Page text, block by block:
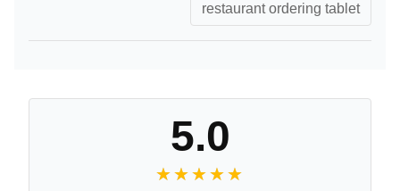
restaurant ordering tablet
5.0
★★★★★
★★★★★